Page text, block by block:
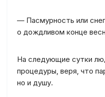
— Пасмурность или
о дождливом конце
На следующие сутки
процедуры, веря, что
но и душу.